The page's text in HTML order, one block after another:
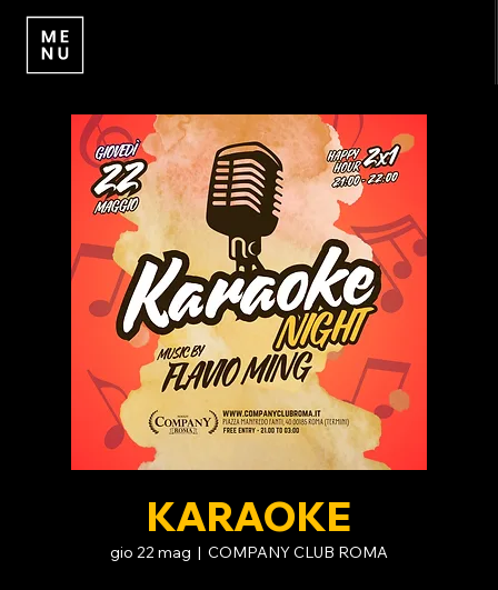
KARAOKE
gio 22 mag
  |
COMPANY CLUB ROMA